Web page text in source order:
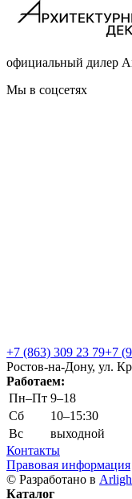
официальный дилер
Мы в соцсетях
+7 (863) 309 23 79+7
Ростов-на-Дону, ул.
Работаем:
Пн–Пт 9–18
Сб
10–15:30
Вс
выходной
Контакты
Правовая информация
© Разработано в
Каталог